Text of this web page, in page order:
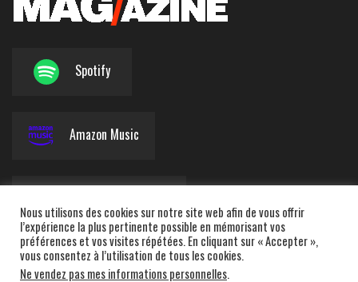
Spotify
Amazon Music
Deezer
Nous utilisons des cookies sur notre site web afin de vous offrir
l’expérience la plus pertinente possible en mémorisant vos
préférences et vos visites répétées. En cliquant sur « Accepter »,
vous consentez à l’utilisation de tous les cookies.
Ne vendez pas mes informations personnelles.